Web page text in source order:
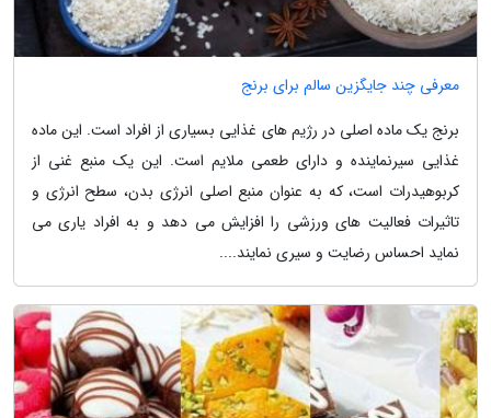
معرفی چند جایگزین سالم برای برنج
برنج یک ماده اصلی در رژیم های غذایی بسیاری از افراد است. این ماده
غذایی سیرنماینده و دارای طعمی ملایم است. این یک منبع غنی از
کربوهیدرات است، که به عنوان منبع اصلی انرژی بدن، سطح انرژی و
تاثیرات فعالیت های ورزشی را افزایش می دهد و به افراد یاری می
نماید احساس رضایت و سیری نمایند....